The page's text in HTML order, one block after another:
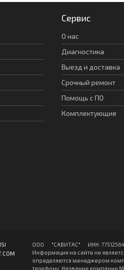
Сервис
О нас
Диагностика
Выезд и доставка
Срочный ремонт
Помощь с ПО
Комплектующие
ООО "CАВИТAC" ИНН:
Информация на сайте не
определяются менеджером
телефону. Название компании